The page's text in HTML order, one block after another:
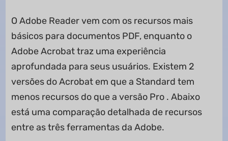
O Adobe Reader vem com os recursos mais
básicos para documentos PDF, enquanto o
Adobe Acrobat traz uma experiência
aprofundada para seus usuários. Existem 2
versões do Acrobat em que a Standard tem
menos recursos do que a versão Pro . Abaixo
está uma comparação detalhada de recursos
entre as três ferramentas da Adobe.